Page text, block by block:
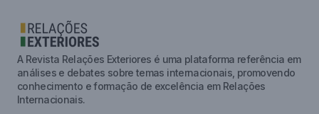
A Revista Relações Exteriores é uma plataforma referência em
análises e debates sobre temas internacionais, promovendo
conhecimento e formação de excelência em Relações
Internacionais.